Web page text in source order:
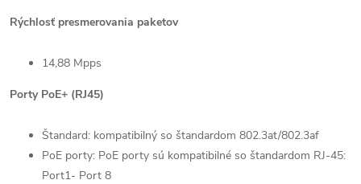
Rýchlosť presmerovania paketov
14,88 Mpps
Porty PoE+ (RJ45)
Štandard: kompatibilný so štandardom 802.3at/802.3af
PoE porty: PoE porty sú kompatibilné so štandardom RJ-45:
Port1- Port 8